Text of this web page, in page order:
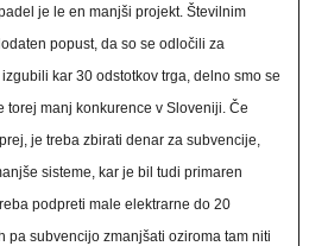
je le en manjši projekt. Številnim
popust, da so se odločili za
kar 30 odstotkov trga, delno smo se
torej manj konkurence v Sloveniji. Če
je treba zbirati denar za subvencije,
sisteme, kar je bil tudi primaren
podpreti male elektrarne do 20
pa subvencijo zmanjšati oziroma tam niti